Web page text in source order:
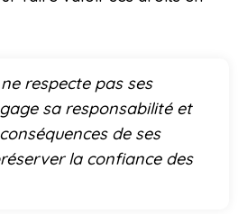
respecte pas ses
sa responsabilité et
de ses
la confiance des